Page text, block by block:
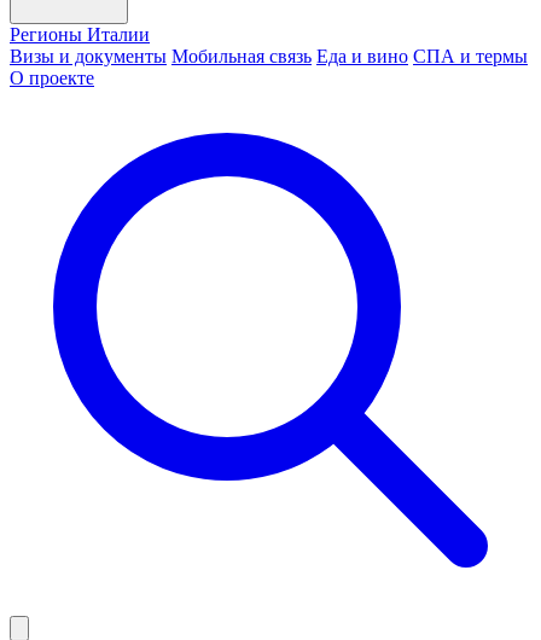
Регионы Италии
Визы и документы Мобильная связь Еда и вино СПА и термы
О проекте